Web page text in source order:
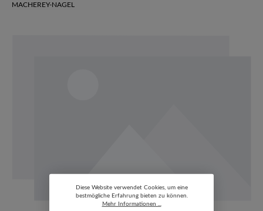
MACHEREY-NAGEL
Diese Website verwendet Cookies, um eine
bestmögliche Erfahrung bieten zu können.
Mehr Informationen ...